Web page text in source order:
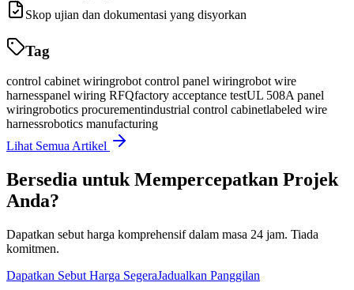
Skop ujian dan dokumentasi yang disyorkan
Tag
control cabinet wiringrobot control panel wiringrobot wire
harnesspanel wiring RFQfactory acceptance testUL 508A panel
wiringrobotics procurementindustrial control cabinetlabeled wire
harnessrobotics manufacturing
Lihat Semua Artikel
Bersedia untuk Mempercepatkan Projek
Anda?
Dapatkan sebut harga komprehensif dalam masa 24 jam. Tiada
komitmen.
Dapatkan Sebut Harga SegeraJadualkan Panggilan